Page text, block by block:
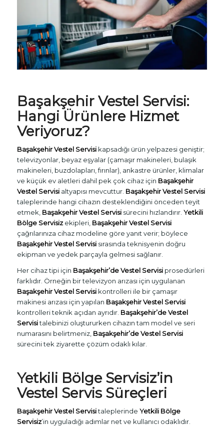
Başakşehir Vestel Servisi:
Hangi Ürünlere Hizmet
Veriyoruz?
Başakşehir Vestel Servisikapsadığı ürün yelpazesi geniştir;
televizyonlar, beyaz eşyalar (çamaşır makineleri, bulaşık
makineleri, buzdolapları, fırınlar), ankastre ürünler, klimalar
ve küçük ev aletleri dahil pek çok cihaz için Başakşehir
Vestel Servisialtyapısı mevcuttur. Başakşehir Vestel Servisi
taleplerinde hangi cihazın desteklendiğini önceden teyit
etmek, Başakşehir Vestel Servisisürecini hızlandırır. Yetkili
Bölge Servisizekipleri, Başakşehir Vestel Servisi
çağrılarınıza cihaz modeline göre yanıt verir; böylece
Başakşehir Vestel Servisisırasında teknisyenin doğru
ekipman ve yedek parçayla gelmesi sağlanır.
Her cihaz tipi için Başakşehir’de Vestel Servisiprosedürleri
farklıdır. Örneğin bir televizyon arızası için uygulanan
Başakşehir Vestel Servisikontrolleri ile bir çamaşır
makinesi arızası için yapılan Başakşehir Vestel Servisi
kontrolleri teknik açıdan ayrıdır. Başakşehir’de Vestel
Servisitalebinizi oluştururken cihazın tam model ve seri
numarasını belirtmeniz, Başakşehir’de Vestel Servisi
sürecini tek ziyarette çözüm odaklı kılar.
Yetkili Bölge Servisiz’in
Vestel Servis Süreçleri
Başakşehir Vestel Servisitaleplerinde Yetkili Bölge
Servisiz’in uyguladığı adımlar net ve kullanıcı odaklıdır.